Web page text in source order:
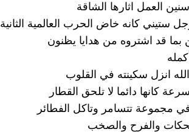
العمل اثارها الشاقة
ستيني كانه خاض الحرب العالمية الثانية
قد اشتروه من هدايا يظنون
انزل سكينته في القلوب
كانها دائما لا تلحق القطار
مجموعة تتسامر وتاكل الفطائر
والفرح والصخب